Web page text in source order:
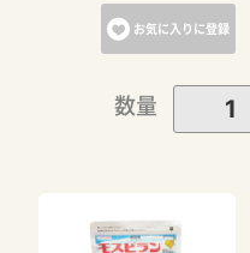
お気に入りに登録
数量